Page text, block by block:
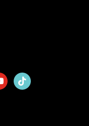
tiktok